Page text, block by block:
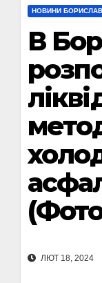
НОВИНИ
В
ЛЮТ 18, 2024